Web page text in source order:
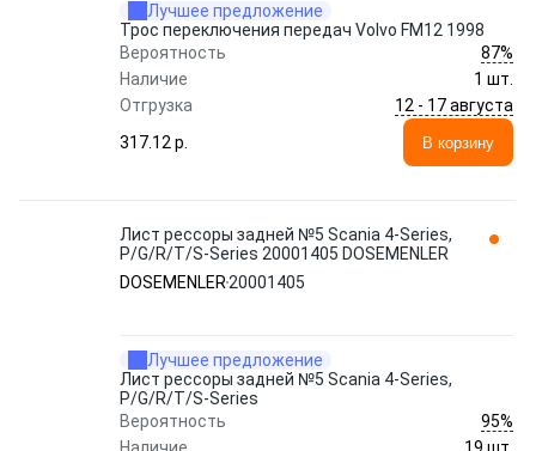
Лучшее предложение
Трос переключения передач Volvo FM12 1998
Вероятность
87%
Наличие
1 шт.
Отгрузка
12 - 17 августа
317.12 p.
В корзину
Лист рессоры задней №5 Scania 4-Series,
P/G/R/T/S-Series 20001405 DOSEMENLER
DOSEMENLER 20001405
Лучшее предложение
Лист рессоры задней №5 Scania 4-Series,
P/G/R/T/S-Series
Вероятность
95%